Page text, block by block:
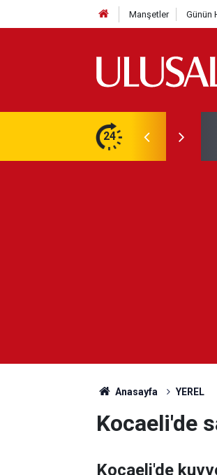
Manşetler Günün
24
Anasayfa YEREL
Kocaeli'de
Kocaeli'de